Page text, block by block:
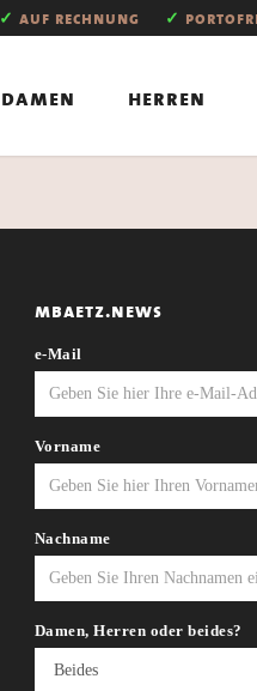
✓ auf rechnung ✓
damen herren
mbaetz.news
e-Mail
Vorname
Nachname
Damen, Herren oder beides?